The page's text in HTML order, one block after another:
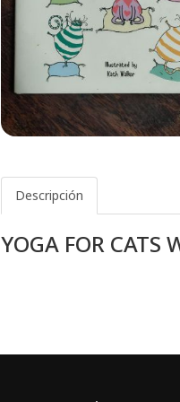
Descripción
YOGA FOR CATS